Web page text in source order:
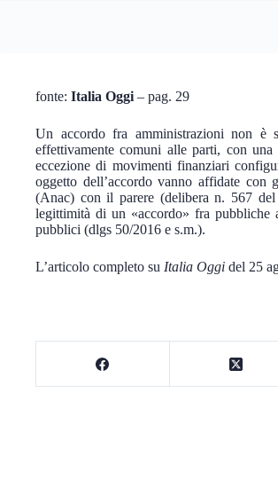
fonte: Italia Oggi – pag. 29
Un accordo fra amministrazioni non è
effettivamente comuni alle parti, con
eccezione di movimenti finanziari
oggetto dell’accordo vanno affidate con
(Anac) con il parere (delibera n. 567
legittimità di un «accordo» fra pubbliche
pubblici (dlgs 50/2016 e s.m.).
L’articolo completo su Italia Oggi del 25